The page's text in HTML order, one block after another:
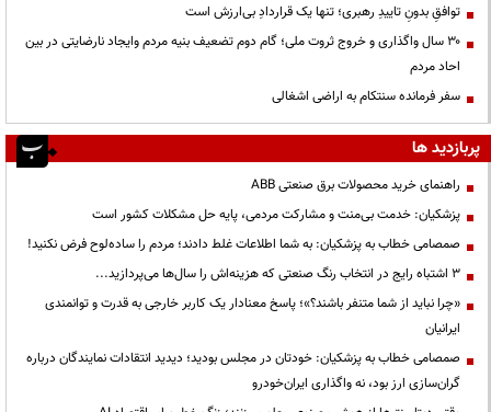
توافقِ بدونِ تاییدِ رهبری؛ تنها یک قراردادِ بی‌ارزش است
۳۰ سال واگذاری و خروج ثروت ملی؛ گام دوم تضعیف بنیه مردم وایجاد نارضایتی در بین
احاد مردم
سفر فرمانده سنتکام به اراضی اشغالی
پربازدید ها
راهنمای خرید محصولات برق صنعتی ABB
پزشکیان: خدمت بی‌منت و مشارکت مردمی، پایه حل مشکلات کشور است
صمصامی خطاب به پزشکیان: به شما اطلاعات غلط دادند؛ مردم را ساده‌لوح فرض نکنید!
3 اشتباه رایج در انتخاب رنگ صنعتی که هزینه‌اش را سال‌ها می‌پردازید...
«چرا نباید از شما متنفر باشند؟»؛ پاسخ معنادار یک کاربر خارجی به قدرت و توانمندی
ایرانیان
صمصامی خطاب به پزشکیان: خودتان در مجلس بودید؛ دیدید انتقادات نمایندگان درباره
گران‌سازی ارز بود، نه واگذاری ایران‌خودرو